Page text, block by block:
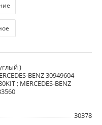
)
BENZ 30949604
; MERCEDES-BENZ
30378